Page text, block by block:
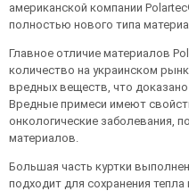
американской компании
полностью нового типа
Главное отличие материалов
количество на украинском
вредных веществ, что
Вредные примеси имеют
онкологические заболевания,
материалов.
Большая часть куртки
подходит для сохранения